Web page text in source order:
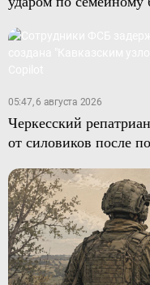
05:47, 6 августа 2026
Черкесский
от силовиков после